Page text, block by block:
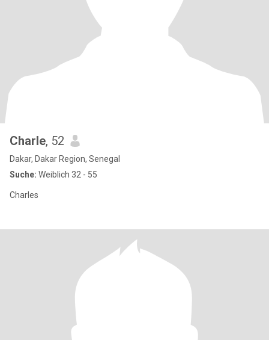
Charle, 52
Dakar, Dakar Region, Senegal
Suche: Weiblich 32 - 55
Charles